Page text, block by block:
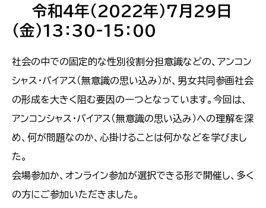
令和4年（2022年）7月29日
（金）13：30-15：00
社会の中での固定的な性別役割分担意識などの、アンコン
シャス・バイアス（無意識の思い込み）が、男女共同参画社会
の形成を大きく阻む要因の一つとなっています。今回は、
アンコンシャス・バイアス（無意識の思い込み）への理解を深
め、何が問題なのか、心掛けることは何かなどを学びまし
た。
会場参加か、オンライン参加が選択できる形で開催し、多く
の方にご参加いただきました。